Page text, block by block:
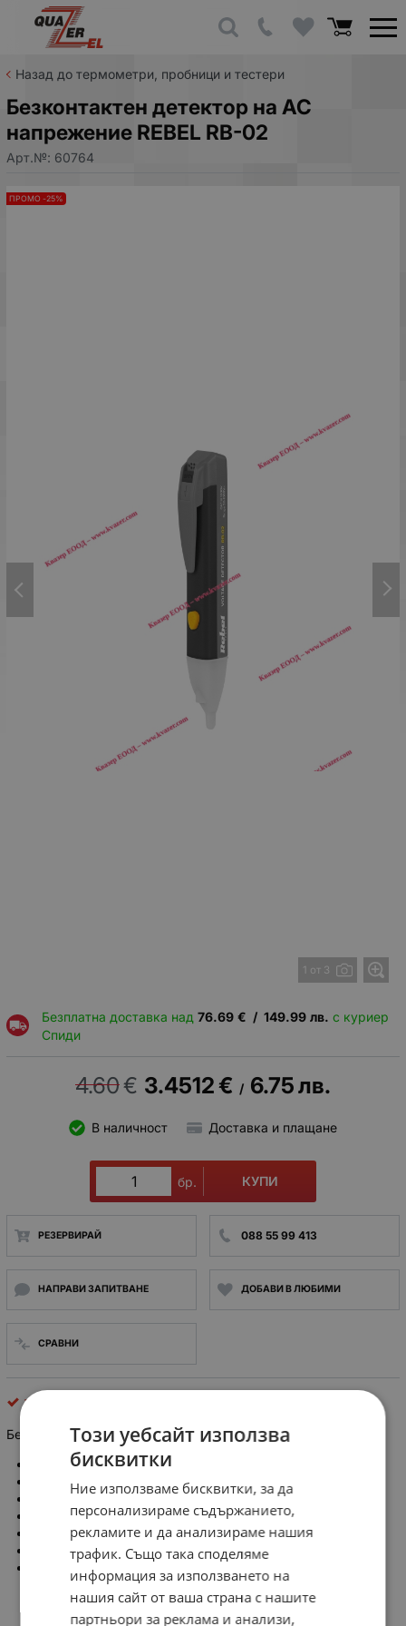
Назад до термометри, пробници и тестери
Безконтактен детектор на AC
напрежение REBEL RB-02
Арт.№: 60764
1 от 3
ПРОМО -25%
Безплатна доставка над 76.69 € / 149.99 лв. с куриер
Спиди
4.60€ 3.4512€ / 6.75лв.
В наличност Доставка и плащане
бр. КУПИ
РЕЗЕРВИРАЙ 088 55 99 413
НАПРАВИ ЗАПИТВАНЕ ДОБАВИ В ЛЮБИМИ
СРАВНИ
термометри, пробници и тестери
Безконтактен детектор на AC напрежение REBEL RB-02
Обхват на отчитане на напрежение: 90-1000V AC
Индикатор за отчитане на напрежение
Високоговорител
Работна светлина
Захранване: 2 AAA батерии
Размери: 146 x 26 mm
Тегло: 35 g
Този уебсайт използва
бисквитки
Ние използваме бисквитки, за да
персонализираме съдържанието,
рекламите и да анализираме нашия
трафик. Също така споделяме
информация за използването на
нашия сайт от ваша страна с нашите
партньори за реклама и анализи,